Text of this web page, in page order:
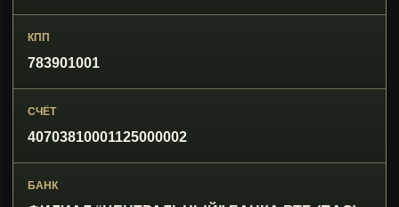
КПП
783901001
СЧЁТ
40703810001125000002
БАНК